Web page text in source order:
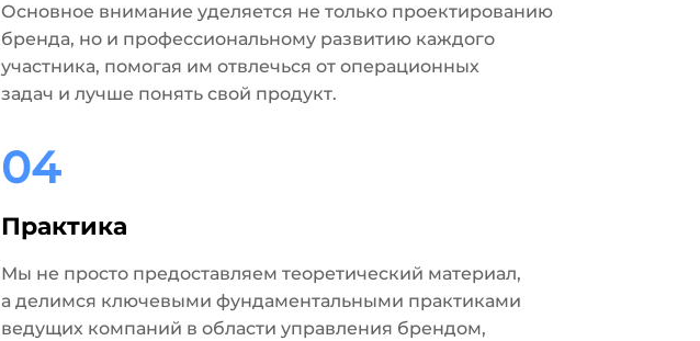
Основное внимание уделяется не только проектированию
бренда, но и профессиональному развитию каждого
участника, помогая им отвлечься от операционных
задач и лучше понять свой продукт.
04
Практика
Мы не просто предоставляем теоретический материал,
а делимся ключевыми фундаментальными практиками
ведущих компаний в области управления брендом,